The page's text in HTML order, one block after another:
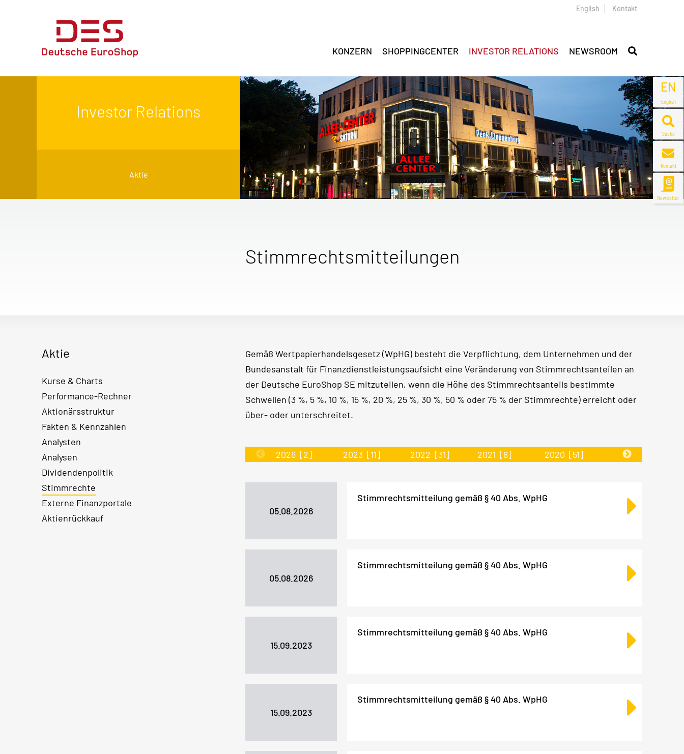
EN
English
Suche
Kontakt
Newsletter
English Kontakt
KONZERN SHOPPINGCENTER INVESTOR RELATIONS NEWSROOM
Investor Relations
Aktie
Stimmrechtsmitteilungen
Aktie
Kurse & Charts
Performance-Rechner
Aktionärsstruktur
Fakten & Kennzahlen
Analysten
Analysen
Dividendenpolitik
Stimmrechte
Externe Finanzportale
Aktienrückkauf
Gemäß Wertpapierhandelsgesetz (WpHG) besteht die Verpflichtung, dem Unternehmen und der
Bundesanstalt für Finanzdienstleistungsaufsicht eine Veränderung von Stimmrechtsanteilen an
der Deutsche EuroShop SE mitzuteilen, wenn die Höhe des Stimmrechtsanteils bestimmte
Schwellen (3 %, 5 %, 10 %, 15 %, 20 %, 25 %, 30 %, 50 % oder 75 % der Stimmrechte) erreicht oder
über- oder unterschreitet.
2026 [2] 2023 [11] 2022 [31] 2021 [8] 2020 [51] 2019
05.08.2026
Stimmrechtsmitteilung gemäß § 40 Abs. WpHG
05.08.2026
Stimmrechtsmitteilung gemäß § 40 Abs. WpHG
15.09.2023
Stimmrechtsmitteilung gemäß § 40 Abs. WpHG
15.09.2023
Stimmrechtsmitteilung gemäß § 40 Abs. WpHG